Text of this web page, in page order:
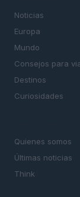
Noticias
Europa
Mundo
Consejos para
Destinos
Curiosidades
Quienes somos
Últimas noticias
Think